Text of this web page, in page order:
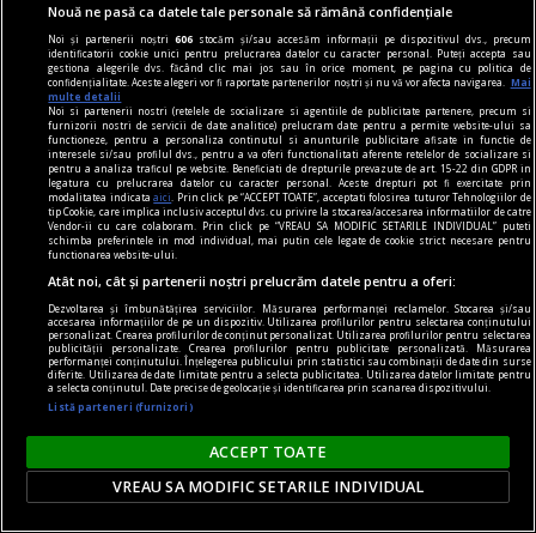
DIPLOMA: Apreciez că sînt companii care se
implică atît de vizibil în sprijinul comunității
El este omul din spatele instalației imersive IQOS
proiectată special pentru ediția de anul acesta a
festivalului DIPLOMA.
Parteneri
Nouă ne pasă ca datele tale personale să rămână confidențiale
Noi și partenerii noștri606 stocăm și/sau accesăm informații pe dispozitivul dvs., precum
identificatorii cookie unici pentru prelucrarea datelor cu caracter personal. Puteți accepta sau
gestiona alegerile dvs. făcând clic mai jos sau în orice moment, pe pagina cu politica de
confidențialitate. Aceste alegeri vor fi raportate partenerilor noștri și nu vă vor afecta navigarea.
Mai
multe detalii
Noi si partenerii nostri (retelele de socializare si agentiile de publicitate partenere, precum si
furnizorii nostri de servicii de date analitice) prelucram date pentru a permite website-ului sa
functioneze, pentru a personaliza continutul si anunturile publicitare afisate in functie de
interesele si/sau profilul dvs., pentru a va oferi functionalitati aferente retelelor de socializare si
pentru a analiza traficul pe website. Beneficiati de drepturile prevazute de art. 15-22 din GDPR in
legatura cu prelucrarea datelor cu caracter personal. Aceste drepturi pot fi exercitate prin
modalitatea indicataaici
. Prin click pe “ACCEPT TOATE”, acceptati folosirea tuturor Tehnologiilor de
tip Cookie, care implica inclusiv acceptul dvs. cu privire la stocarea/accesarea informatiilor de catre
Vendor-ii cu care colaboram. Prin click pe “VREAU SA MODIFIC SETARILE INDIVIDUAL” puteti
schimba preferintele in mod individual, mai putin cele legate de cookie strict necesare pentru
functionarea website-ului.
Atât noi, cât și partenerii noștri prelucrăm datele pentru a oferi:
Dezvoltarea și îmbunătățirea serviciilor. Măsurarea performanței reclamelor. Stocarea și/sau
accesarea informațiilor de pe un dispozitiv. Utilizarea profilurilor pentru selectarea conținutului
personalizat. Crearea profilurilor de conținut personalizat. Utilizarea profilurilor pentru selectarea
publicității personalizate. Crearea profilurilor pentru publicitate personalizată. Măsurarea
performanței conținutului. Înțelegerea publicului prin statistici sau combinații de date din surse
diferite. Utilizarea de date limitate pentru a selecta publicitatea. Utilizarea datelor limitate pentru
a selecta conținutul. Date precise de geolocație și identificarea prin scanarea dispozitivului.
Listă parteneri (furnizori)
ACCEPT TOATE
VREAU SA MODIFIC SETARILE INDIVIDUAL